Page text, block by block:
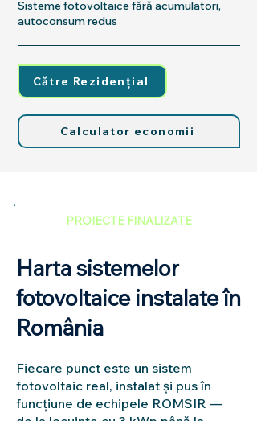
Sisteme fotovoltaice fără acumulatori,
autoconsum redus
Către Rezidențial
Calculator economii
PROIECTE FINALIZATE
Harta sistemelor
fotovoltaice instalate în
România
Fiecare punct este un sistem
fotovoltaic real, instalat și pus în
funcțiune de echipele ROMSIR —